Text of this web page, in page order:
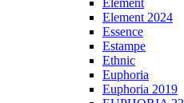
Element
Element 2024
Essence
Estampe
Ethnic
Euphoria
Euphoria 2019